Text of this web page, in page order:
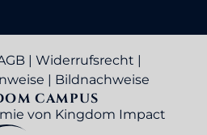
| Widerrufsrecht |
| Bildnachweise
CAMPUS
von Kingdom Impact